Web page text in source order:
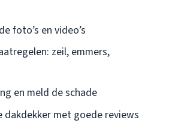
foto’s en video’s
zeil, emmers,
en meld de schade
dakdekker met goede reviews